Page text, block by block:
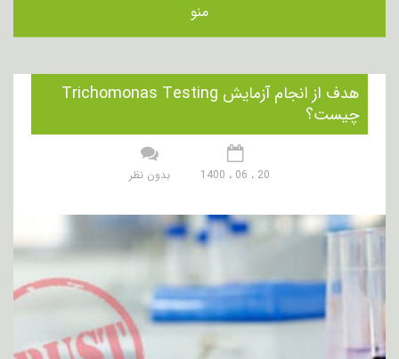
منو
هدف از انجام آزمایش Trichomonas Testing
چیست؟
20 ، 06 ، 1400 بدون نظر